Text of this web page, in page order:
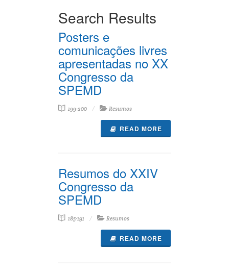
Search Results
Posters e
comunicações livres
apresentadas no XX
Congresso da
SPEMD
199-200 Resumos
READ MORE
Resumos do XXIV
Congresso da
SPEMD
185-191 Resumos
READ MORE